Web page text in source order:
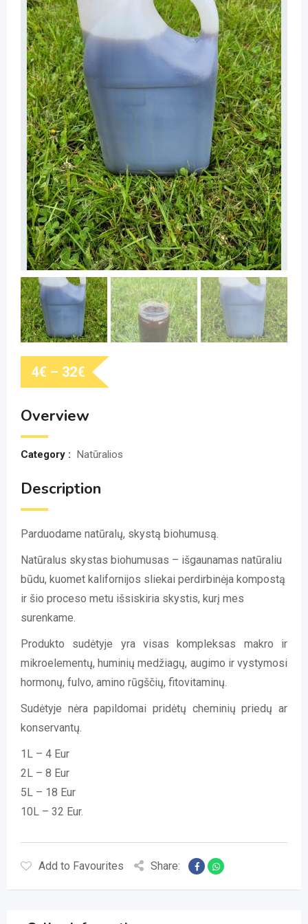
4€ – 32€
Overview
Category : Natūralios
Description
Parduodame natūralų, skystą biohumusą.
Natūralus skystas biohumusas – išgaunamas natūraliu
būdu, kuomet kalifornijos sliekai perdirbinėja kompostą
ir šio proceso metu išsiskiria skystis, kurį mes
surenkame.
Produkto sudėtyje yra visas kompleksas makro ir
mikroelementų, huminių medžiagų, augimo ir vystymosi
hormonų, fulvo, amino rūgščių, fitovitaminų.
Sudėtyje nėra papildomai pridėtų cheminių priedų ar
konservantų.
1L – 4 Eur
2L – 8 Eur
5L – 18 Eur
10L – 32 Eur.
Add to Favourites Share: